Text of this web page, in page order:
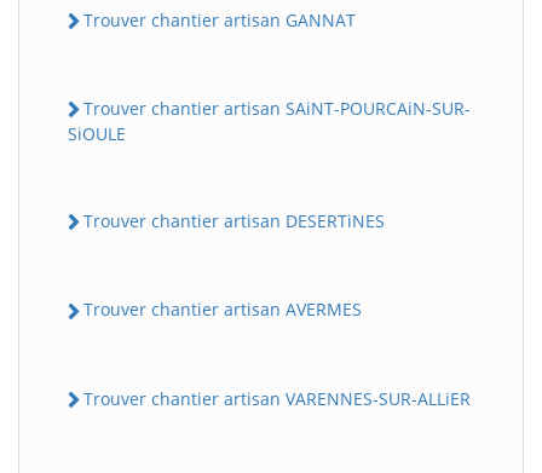
Trouver chantier artisan GANNAT
Trouver chantier artisan SAiNT-POURCAiN-SUR-
SiOULE
Trouver chantier artisan DESERTiNES
Trouver chantier artisan AVERMES
Trouver chantier artisan VARENNES-SUR-ALLiER